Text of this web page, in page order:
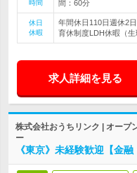
時間
間：60分
休日
休暇
年間休日110日週休2
育休制度LDH休暇（生
求人詳細を見る
株式会社おうちリンク | オープ
ー
《東京》未経験歓迎【金